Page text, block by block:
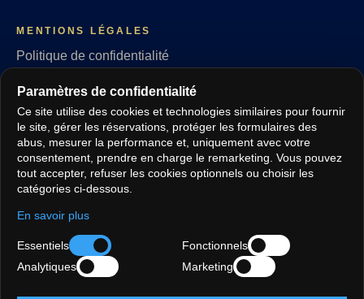
MENTIONS LÉGALES
Politique de confidentialité
Politique des cookies
RGPD
Paramètres de confidentialité
SUIVEZ-NOUS
LANGUES
EN TR DE AR
Paramètres de confidentialité
Ce site utilise des cookies et technologies similaires pour fournir
le site, gérer les réservations, protéger les formulaires des
abus, mesurer la performance et, uniquement avec votre
consentement, prendre en charge le remarketing. Vous pouvez
tout accepter, refuser les cookies optionnels ou choisir les
catégories ci-dessous.
En savoir plus
Essentiels
Fonctionnels
Analytiques
Marketing